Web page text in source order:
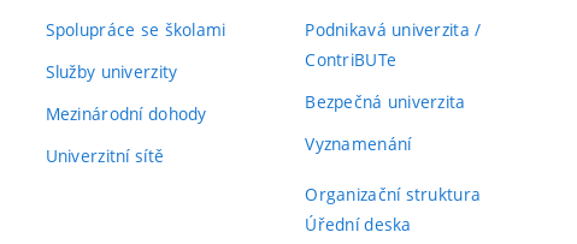
Spolupráce se školami
Služby univerzity
Mezinárodní dohody
Univerzitní sítě
Podnikavá univerzita /
ContriBUTe
Bezpečná univerzita
Vyznamenání
Organizační struktura
Úřední deska